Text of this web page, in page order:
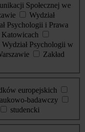
Społecznej we
Wydział
Psychologii i Prawa
Wydział Psychologii w
Zakład
europejskich
badawczy
studencki